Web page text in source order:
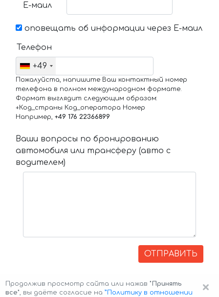
Е-маил
оповещать об информации через Е-маил
Телефон
+49
Пожалуйста, напишите Ваш контактный номер
телефона в полном международном формате.
Формат выглядит следующим образом:
+Код_страны Код_оператора Номер
Например, +49 176 22366899
Ваши вопросы по бронированию
автомобиля или трансферу (авто с
водителем)
ОТПРАВИТЬ
×
Продолжив просмотр сайта или нажав "Принять
все", вы даёте согласие на ”Политику в отношении